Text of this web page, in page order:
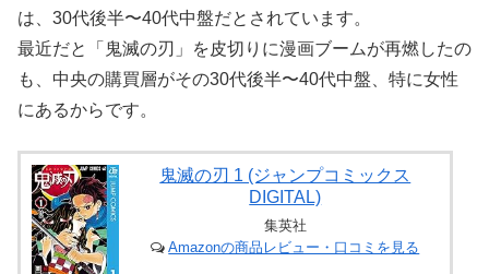
は、30代後半〜40代中盤だとされています。
最近だと「鬼滅の刃」を皮切りに漫画ブームが再燃したの
も、中央の購買層がその30代後半〜40代中盤、特に女性
にあるからです。
鬼滅の刃 1 (ジャンプコミックス
DIGITAL)
集英社
Amazonの商品レビュー・口コミを見る